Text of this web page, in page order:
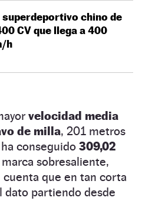
superdeportivo chino de
CV que llega a 400
h
velocidad media
de milla, 201 metros
conseguido 309,02
sobresaliente,
que en tan corta
dato partiendo desde